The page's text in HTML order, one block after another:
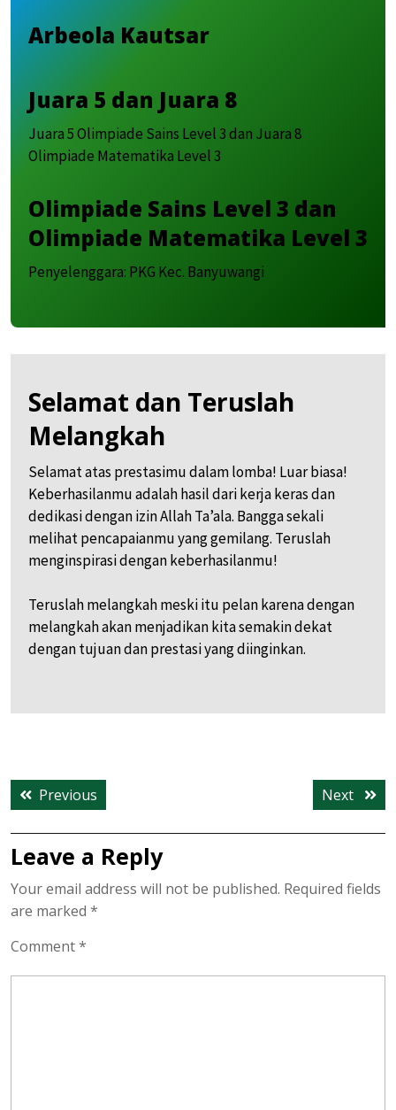
Arbeola Kautsar
Juara 5 dan Juara 8
Juara 5 Olimpiade Sains Level 3 dan Juara 8
Olimpiade Matematika Level 3
Olimpiade Sains Level 3 dan
Olimpiade Matematika Level 3
Penyelenggara: PKG Kec. Banyuwangi
Selamat dan Teruslah
Melangkah
Selamat atas prestasimu dalam lomba! Luar biasa!
Keberhasilanmu adalah hasil dari kerja keras dan
dedikasi dengan izin Allah Ta’ala. Bangga sekali
melihat pencapaianmu yang gemilang. Teruslah
menginspirasi dengan keberhasilanmu!
Teruslah melangkah meski itu pelan karena dengan
melangkah akan menjadikan kita semakin dekat
dengan tujuan dan prestasi yang diinginkan.
Post
navigation
Previous
post:
Next Next
post:
Leave a Reply
Your email address will not be published. Required fields
are marked *
Comment*